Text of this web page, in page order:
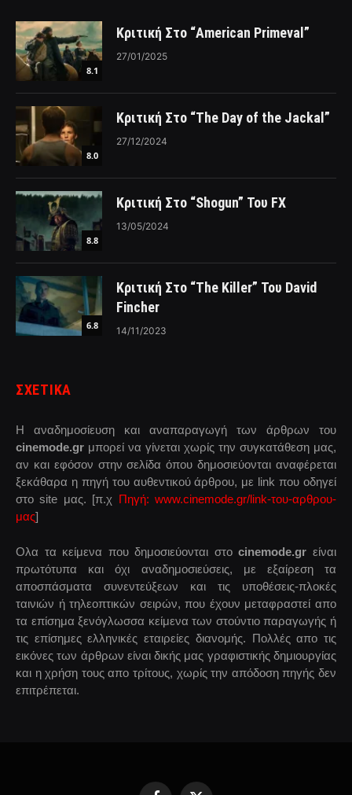
8.1
Κριτική Στο “American Primeval”
27/01/2025
8.0
Κριτική Στο “The Day of the Jackal”
27/12/2024
8.8
Κριτική Στο “Shogun” Του FX
13/05/2024
6.8
Κριτική Στο “The Killer” Του David
Fincher
14/11/2023
ΣΧΕΤΙΚΑ
Η αναδημοσίευση και αναπαραγωγή των άρθρων του
cinemode.gr μπορεί να γίνεται χωρίς την συγκατάθεση μας,
αν και εφόσον στην σελίδα όπου δημοσιεύονται αναφέρεται
ξεκάθαρα η πηγή του αυθεντικού άρθρου, με link που οδηγεί
στο site μας. [π.χ Πηγή: www.cinemode.gr/link-του-αρθρου-
μας]
Ολα τα κείμενα που δημοσιεύονται στοcinemode.gr είναι
πρωτότυπα και όχι αναδημοσιεύσεις, με εξαίρεση τα
αποσπάσματα συνεντεύξεων και τις υποθέσεις-πλοκές
ταινιών ή τηλεοπτικών σειρών, που έχουν μεταφραστεί απο
τα επίσημα ξενόγλωσσα κείμενα των στούντιο παραγωγής ή
τις επίσημες ελληνικές εταιρείες διανομής. Πολλές απο τις
εικόνες των άρθρων είναι δικής μας γραφιστικής δημιουργίας
και η χρήση τους απο τρίτους, χωρίς την απόδοση πηγής δεν
επιτρέπεται.